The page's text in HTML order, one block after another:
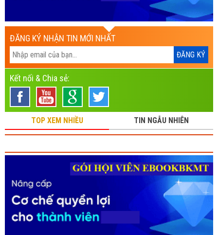
ĐĂNG KÝ NHẬN TIN MỚI NHẤT
Kết nối & Chia sẻ:
TOP XEM NHIỀU TIN NGẪU NHIÊN